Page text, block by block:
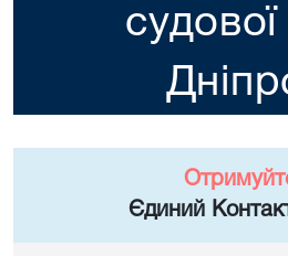
судової
Єдиний